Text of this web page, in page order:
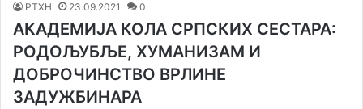
РТХН 23.09.2021 0
АКАДЕМИЈА КОЛА СРПСКИХ СЕСТАРА:
РОДОЉУБЉЕ, ХУМАНИЗАМ И
ДОБРОЧИНСТВО ВРЛИНЕ
ЗАДУЖБИНАРА